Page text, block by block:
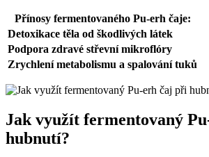
Přínosy fermentovaného Pu-erh čaje:
Detoxikace těla od škodlivých látek
Podpora zdravé střevní mikroflóry
Zrychlení metabolismu a spalování tuků
Jak využít fermentovaný
hubnutí?